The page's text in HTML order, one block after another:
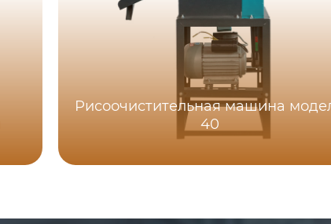
Рисоочистительная машина
40